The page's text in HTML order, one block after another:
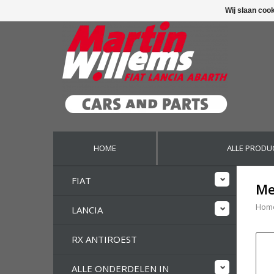
HOME ALLE
FIAT
LANCIA
RX ANTIROEST
ALLE ONDERDELEN IN
Wij slaan